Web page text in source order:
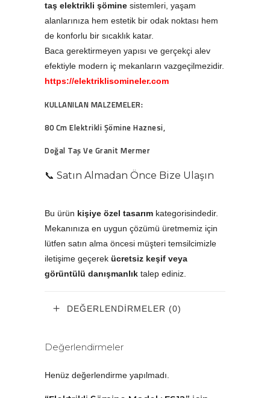
taş elektrikli şömine sistemleri, yaşam
alanlarınıza hem estetik bir odak noktası hem
de konforlu bir sıcaklık katar.
Baca gerektirmeyen yapısı ve gerçekçi alev
efektiyle modern iç mekanların vazgeçilmezidir.
https://elektriklisomineler.com
KULLANILAN MALZEMELER:
80 Cm Elektrikli Şömine Haznesi,
Doğal Taş Ve Granit Mermer
📞 Satın Almadan Önce Bize Ulaşın
Bu ürün kişiye özel tasarım kategorisindedir.
Mekanınıza en uygun çözümü üretmemiz için
lütfen satın alma öncesi müşteri temsilcimizle
iletişime geçerek ücretsiz keşif veya
görüntülü danışmanlık talep ediniz.
DEĞERLENDIRMELER (0)
Değerlendirmeler
Henüz değerlendirme yapılmadı.